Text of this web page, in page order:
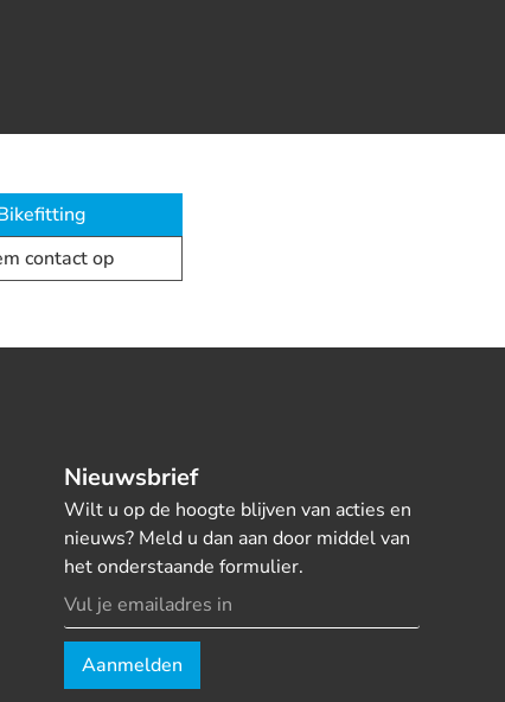
contact op
Nieuwsbrief
Wilt u op de hoogte blijven van acties en
nieuws? Meld u dan aan door middel van
het onderstaande formulier.
Aanmelden